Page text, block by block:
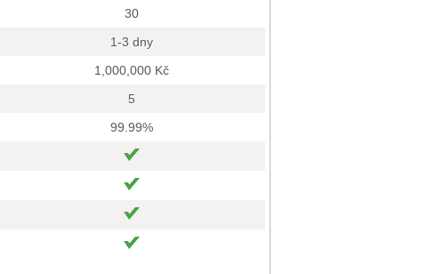
30
1-3 dny
1,000,000 Kč
5
99.99%